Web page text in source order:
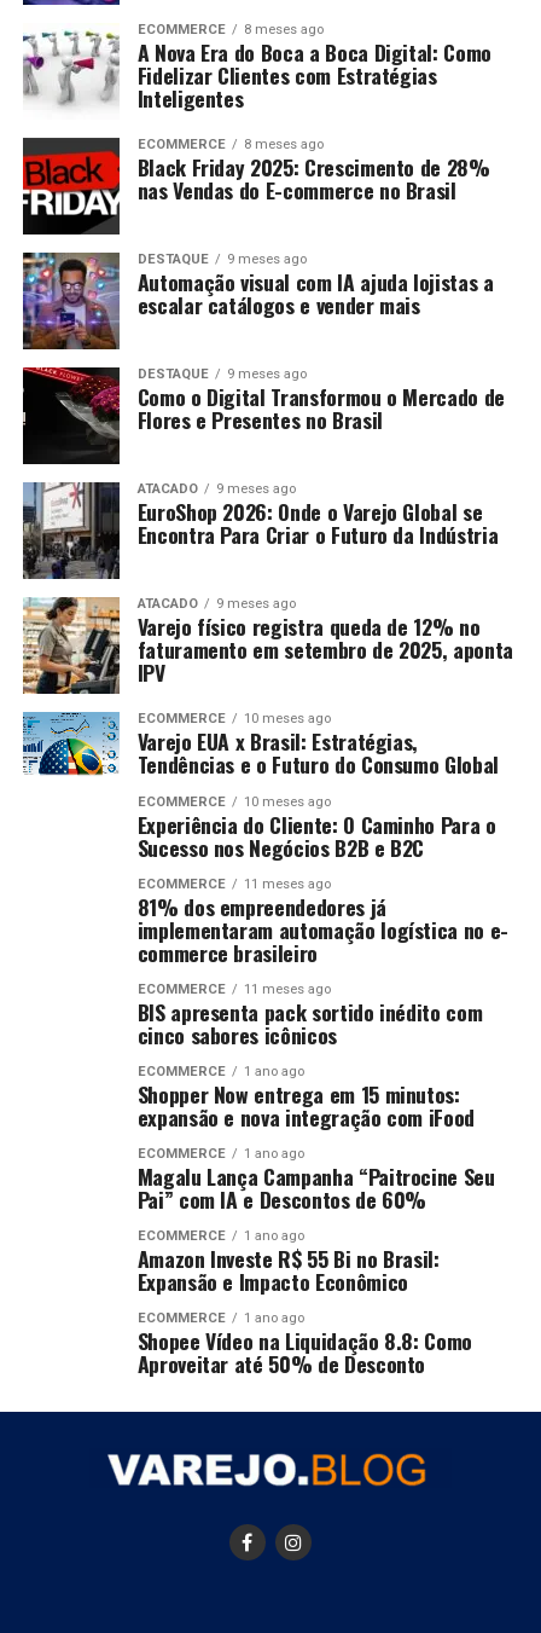
ECOMMERCE 8 meses ago
A Nova Era do Boca a Boca Digital: Como
Fidelizar Clientes com Estratégias
Inteligentes
ECOMMERCE 8 meses ago
Black Friday 2025: Crescimento de 28%
nas Vendas do E-commerce no Brasil
DESTAQUE 9 meses ago
Automação visual com IA ajuda lojistas a
escalar catálogos e vender mais
DESTAQUE 9 meses ago
Como o Digital Transformou o Mercado de
Flores e Presentes no Brasil
ATACADO 9 meses ago
EuroShop 2026: Onde o Varejo Global se
Encontra Para Criar o Futuro da Indústria
ATACADO 9 meses ago
Varejo físico registra queda de 12% no
faturamento em setembro de 2025, aponta
IPV
ECOMMERCE 10 meses ago
Varejo EUA x Brasil: Estratégias,
Tendências e o Futuro do Consumo Global
ECOMMERCE 10 meses ago
Experiência do Cliente: O Caminho Para o
Sucesso nos Negócios B2B e B2C
ECOMMERCE 11 meses ago
81% dos empreendedores já
implementaram automação logística no e-
commerce brasileiro
ECOMMERCE 11 meses ago
BIS apresenta pack sortido inédito com
cinco sabores icônicos
ECOMMERCE 1 ano ago
Shopper Now entrega em 15 minutos:
expansão e nova integração com iFood
ECOMMERCE 1 ano ago
Magalu Lança Campanha “Paitrocine Seu
Pai” com IA e Descontos de 60%
ECOMMERCE 1 ano ago
Amazon Investe R$ 55 Bi no Brasil:
Expansão e Impacto Econômico
ECOMMERCE 1 ano ago
Shopee Vídeo na Liquidação 8.8: Como
Aproveitar até 50% de Desconto